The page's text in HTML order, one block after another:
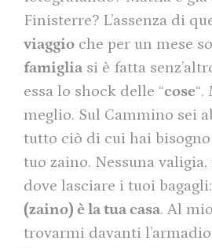
Finisterre? L’assenza di
viaggio che per un mese
famiglia si è fatta
essa lo shock delle “cose“.
meglio. Sul Cammino sei
tutto ciò di cui hai
tuo zaino. Nessuna
dove lasciare i tuoi bagagli:
(zaino) è la tua casa. Al
trovarmi davanti